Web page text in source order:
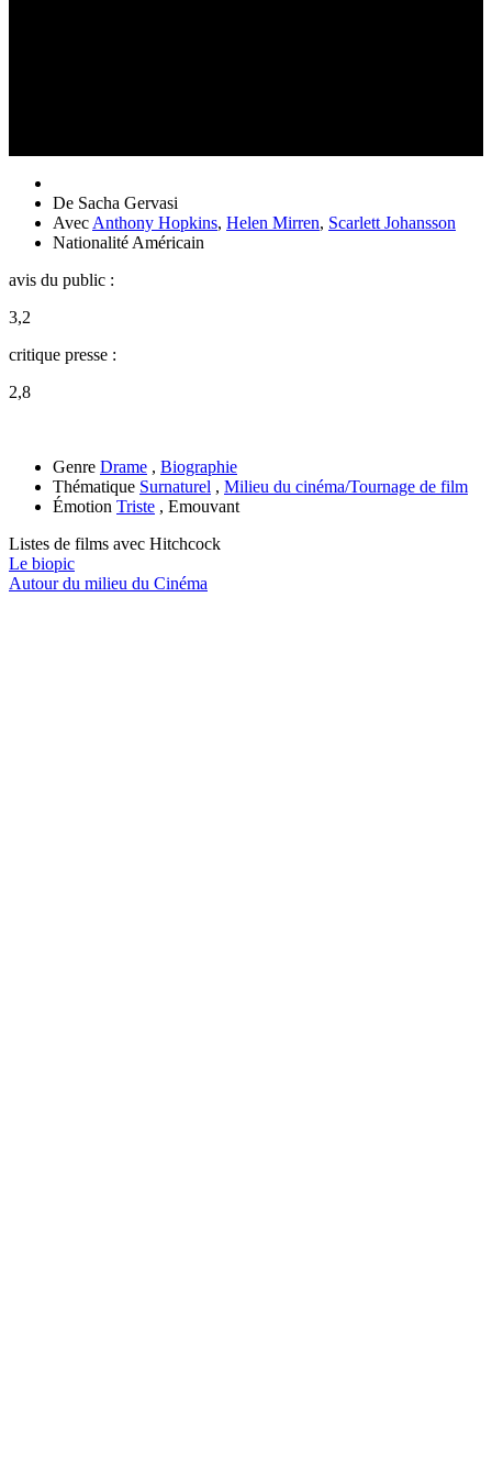
De Sacha Gervasi
Avec Anthony Hopkins, Helen Mirren, Scarlett Johansson
Nationalité Américain
avis du public :
3,2
critique presse :
2,8
Genre Drame , Biographie
Thématique Surnaturel , Milieu du cinéma/Tournage de film
Émotion Triste , Emouvant
Listes de films avec Hitchcock
Le biopic
Autour du milieu du Cinéma